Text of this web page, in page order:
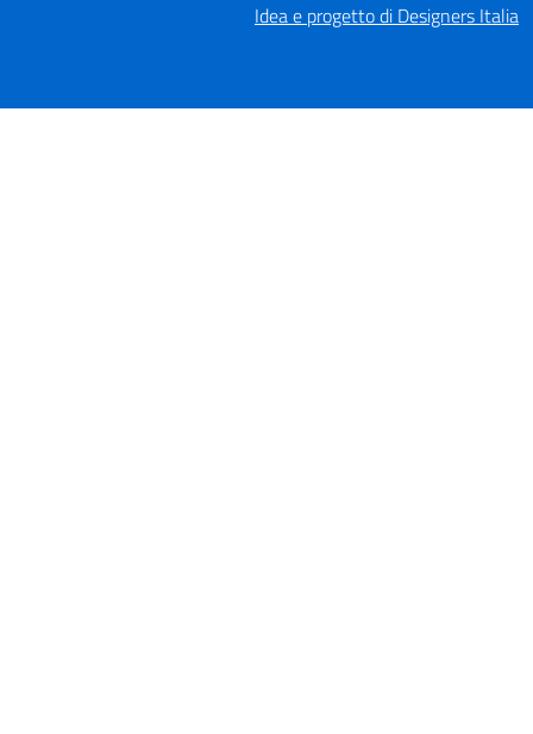
Idea e progetto di Designers Italia